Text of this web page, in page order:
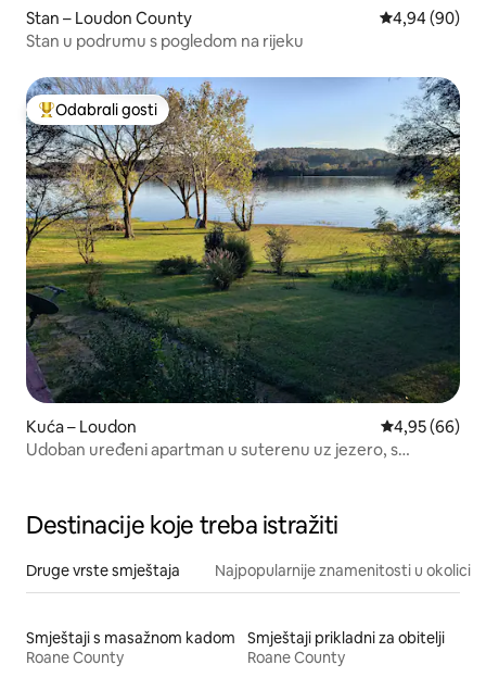
Stan – Loudon County Prosječna
4,94 (90)
Stan u podrumu s pogledom na rijeku
Među najviše rangiranima s oznakom „Odabrali gosti”
Odabrali gosti
Kuća – Loudon Prosječna
4,95 (66)
Udoban uređeni apartman u suterenu uz jezero, s
Destinacije koje treba istražiti
Druge vrste smještaja Najpopularnije znamenitosti u okolici
Smještaji s masažnom kadom
Roane County
Smještaji prikladni za obitelji
Roane County